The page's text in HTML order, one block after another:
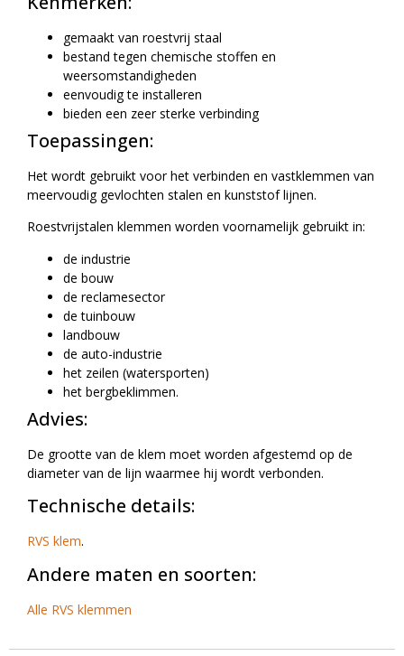
gemaakt van roestvrij staal
bestand tegen chemische stoffen en
weersomstandigheden
eenvoudig te installeren
bieden een zeer sterke verbinding
Toepassingen:
Het wordt gebruikt voor het verbinden en vastklemmen van
meervoudig gevlochten stalen en kunststof lijnen.
Roestvrijstalen klemmen worden voornamelijk gebruikt in:
de industrie
de bouw
de reclamesector
de tuinbouw
landbouw
de auto-industrie
het zeilen (watersporten)
het bergbeklimmen.
Advies:
De grootte van de klem moet worden afgestemd op de
diameter van de lijn waarmee hij wordt verbonden.
Technische details:
RVS klem.
Andere maten en soorten:
Alle RVS klemmen